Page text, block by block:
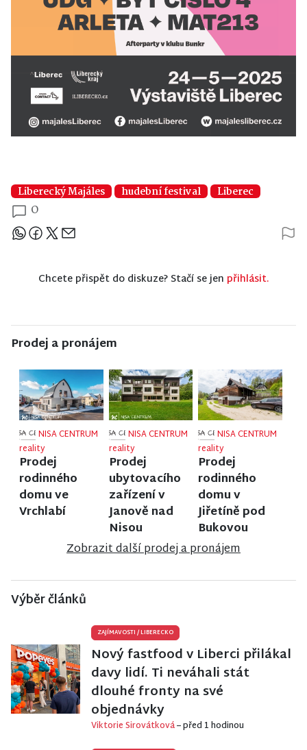
Liberecký Majáles hudební festival Liberec
0
Sdílejte článek
Chcete přispět do diskuze? Stačí se jen přihlásit.
Prodej a pronájem
NISA CENTRUM
reality
Prodej
rodinného
domu ve
Vrchlabí
NISA CENTRUM
reality
Prodej
ubytovacího
zařízení v
Janově nad
Nisou
NISA CENTRUM
reality
Prodej
rodinného
domu v
Jiřetíně pod
Bukovou
Zobrazit další prodej a pronájem
Výběr článků
ZAJÍMAVOSTI /LIBERECKO
Nový fastfood v Liberci přilákal
davy lidí. Ti neváhali stát
dlouhé fronty na své
objednávky
Viktorie Sirovátková– před 1 hodinou